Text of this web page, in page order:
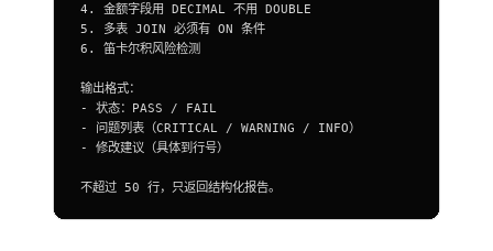
4 . 金额字段用 DECIMAL 不用 DOUBLE
5 . 多表 JOIN 必须有 ON 条件
6 . 笛卡尔积风险检测
输出格式：
-
状态：PASS / FAIL
-
问题列表（CRITICAL / WARNING / INFO）
-
修改建议（具体到行号）
不超过 50 行，只返回结构化报告。